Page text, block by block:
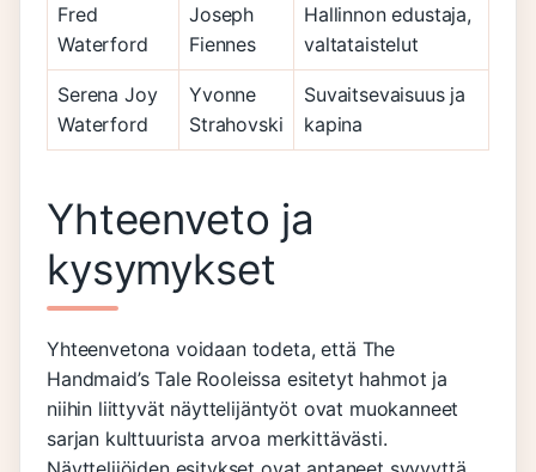
Fred
Waterford
Joseph
Fiennes
Hallinnon edustaja,
valtataistelut
Serena Joy
Waterford
Yvonne
Strahovski
Suvaitsevaisuus ja
kapina
Yhteenveto ja
kysymykset
Yhteenvetona voidaan todeta, että The
Handmaid’s Tale Rooleissa esitetyt hahmot ja
niihin liittyvät näyttelijäntyöt ovat muokanneet
sarjan kulttuurista arvoa merkittävästi.